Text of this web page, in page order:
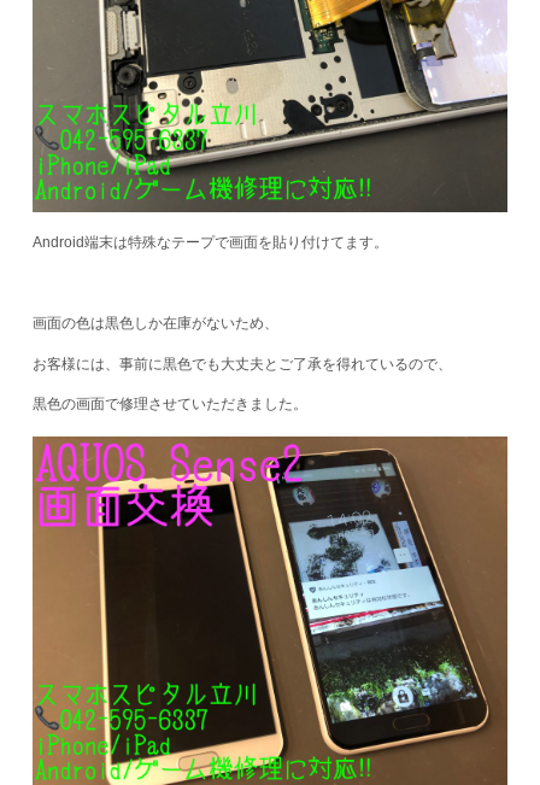
Android端末は特殊なテープで画面を貼り付けてます。
画面の色は黒色しか在庫がないため、
お客様には、事前に黒色でも大丈夫とご了承を得れているので、
黒色の画面で修理させていただきました。